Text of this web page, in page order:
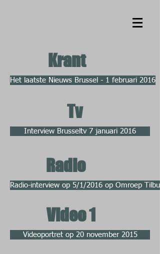
Radio
Radio-interview op 5/1/2016 op Omroep
Video 1
Videoportret op 20 november 2015
Tv
Interview Brusseltv 7 januari 2016
Krant
Het laatste Nieuws Brussel - 1 februari 2016